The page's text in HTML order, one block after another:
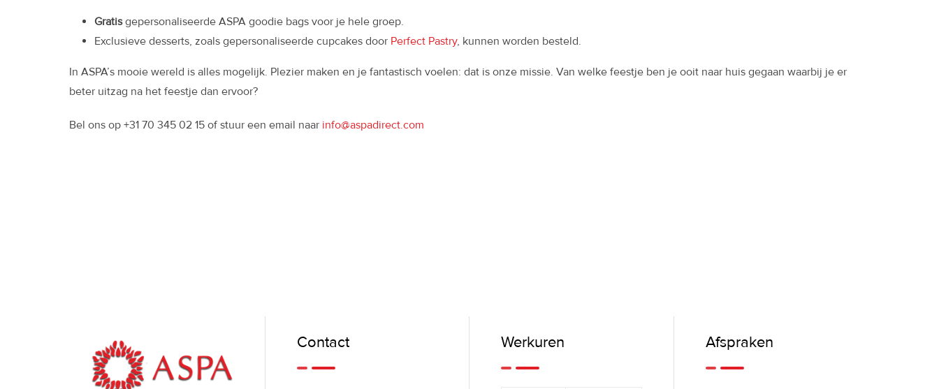
Gratisgepersonaliseerde ASPA goodie bags voor je hele groep.
Exclusieve desserts, zoals gepersonaliseerde cupcakes door Perfect Pastry, kunnen worden besteld.
In ASPA’s mooie wereld is alles mogelijk. Plezier maken en je fantastisch voelen: dat is onze missie. Van welke feestje ben je ooit naar huis gegaan waarbij je er
beter uitzag na het feestje dan ervoor?
Bel ons op +31 70 345 02 15 of stuur een email naar info@aspadirect.com
Contact Werkuren Afspraken